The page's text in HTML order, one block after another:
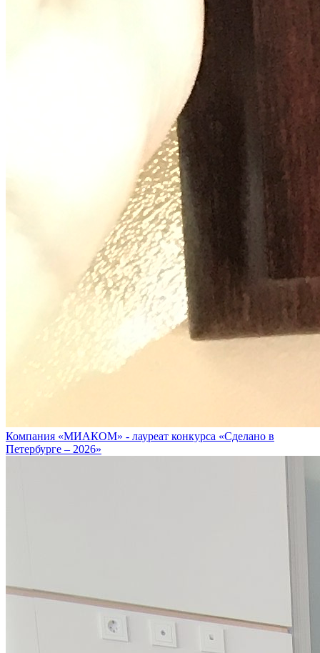
Компания «МИАКОМ» - лауреат конкурса «Сделано в
Петербурге – 2026»